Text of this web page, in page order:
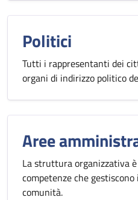
Politici
Tutti i rappresentanti dei
organi di indirizzo politico
Aree
La struttura organizzativa
competenze che
comunità.